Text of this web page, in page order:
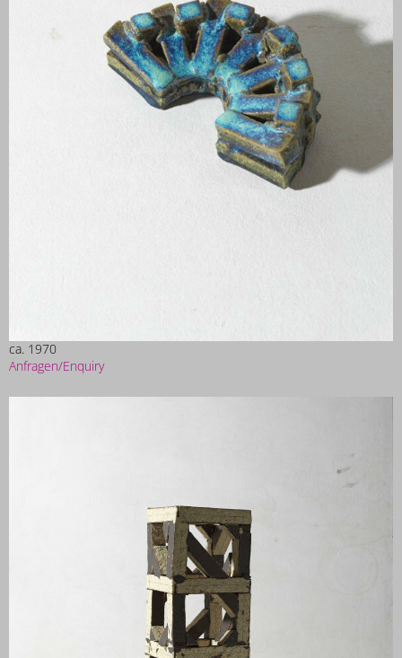
ca. 1970
Anfragen/Enquiry